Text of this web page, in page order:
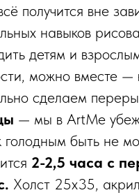
получится вне
навыков
детям и
можно вместе —
сделаем
— мы в ArtMe
голодным быть не
2-2,5 часа с
Холст 25х35,